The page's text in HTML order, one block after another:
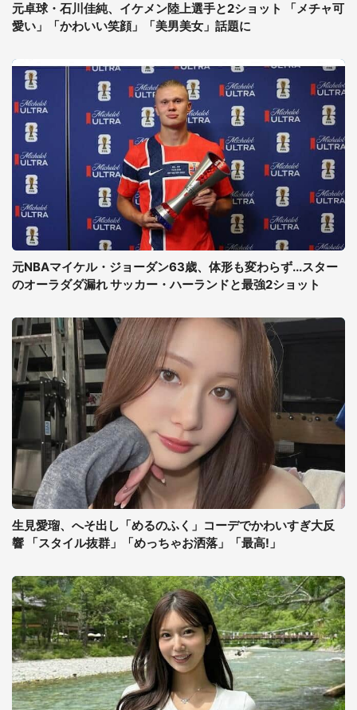
元卓球・石川佳純、イケメン陸上選手と2ショット 「メチャ可
愛い」「かわいい笑顔」「美男美女」話題に
元NBAマイケル・ジョーダン63歳、体形も変わらず...スター
のオーラダダ漏れ サッカー・ハーランドと最強2ショット
生見愛瑠、へそ出し「めるのふく」コーデでかわいすぎ大反
響 「スタイル抜群」「めっちゃお洒落」「最高!」